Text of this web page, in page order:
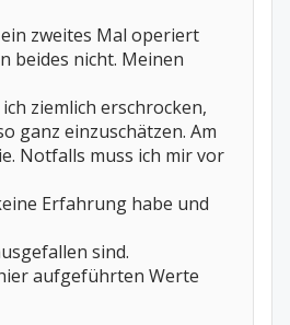
zweites Mal operiert
beides nicht. Meinen
ziemlich erschrocken,
ganz einzuschätzen. Am
Notfalls muss ich mir vor
Erfahrung habe und
sind.
aufgeführten Werte